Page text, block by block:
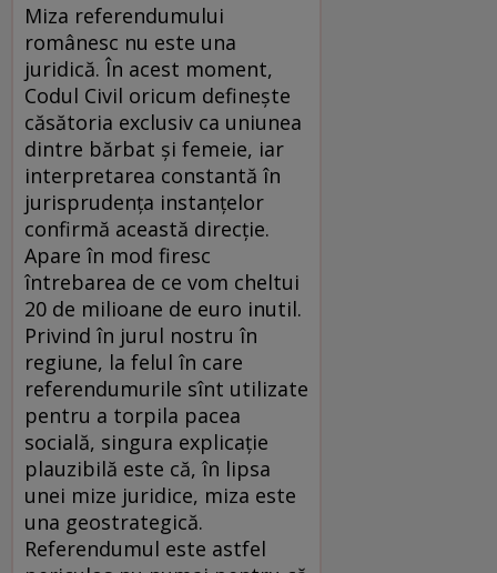
Miza referendumului
românesc nu este una
juridică. În acest moment,
Codul Civil oricum definește
căsătoria exclusiv ca uniunea
dintre bărbat și femeie, iar
interpretarea constantă în
jurisprudența instanțelor
confirmă această direcție.
Apare în mod firesc
întrebarea de ce vom cheltui
20 de milioane de euro inutil.
Privind în jurul nostru în
regiune, la felul în care
referendumurile sînt utilizate
pentru a torpila pacea
socială, singura explicație
plauzibilă este că, în lipsa
unei mize juridice, miza este
una geostrategică.
Referendumul este astfel